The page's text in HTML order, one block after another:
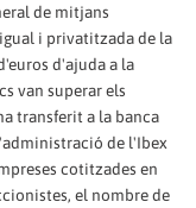
de mitjans
i privatitzada de la
d'ajuda a la
van superar els
transferit a la banca
de l'Ibex
cotitzades en
el nombre de